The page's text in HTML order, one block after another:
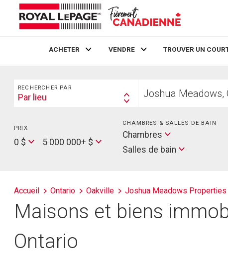
ACHETER VENDRE TROUVER UN
Rechercher
RECHERCHER PAR
Search
Par lieu
votre
PRIX
Price
0 $
Max
5 000 000+ $
CHAMBRES & SALLES DE BAIN
Chambres
bain
Salles de bain
Accueil Ontario Oakville Joshua Meadows Properties
Maisons et biens
Ontario